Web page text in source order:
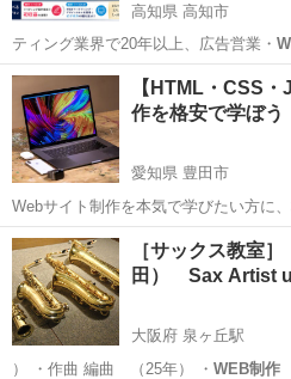
高知県 高知市
ティング業界で20年以上、広告営業・
ング・集客支援…
高知 高知市
【HTML・CSS
作を格安で学ぼ
愛知県 豊田市
Webサイト制作を本気で学びたい方に
JavaScriptを教えます！ HTML・CSS
は、PHP・WordPress・Sass・
愛知 豊田市 ホームページ作成
［サックス教室
田） Sax Artist
大阪府 泉ヶ丘駅
） ・作曲 編曲 （25年） ・ WEB制作